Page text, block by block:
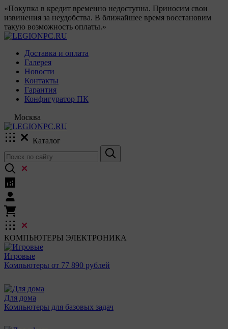
«Покупка в кредит временно недоступна. Приносим свои
извинения за неудобства. В ближайшее время восстановим
такую возможность оплаты.»
Доставка и оплата
Галерея
Новости
Контакты
Гарантия
Конфигуратор ПК
Москва
Каталог
КОМПЬЮТЕРЫ ЭЛЕКТРОНИКА
Игровые
Компьютеры от 77 890 рублей
Для дома
Компьютеры для базовых задач